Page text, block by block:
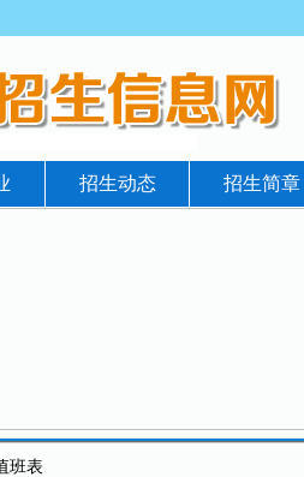
招生动态 招生简章
班表